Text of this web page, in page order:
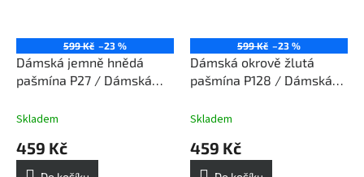
599 Kč –23 %
Dámská jemně hnědá
pašmína P27 / Dámská
Skladem
459 Kč
599 Kč –23 %
Dámská okrově žlutá
pašmína P128 / Dámská
Skladem
459 Kč